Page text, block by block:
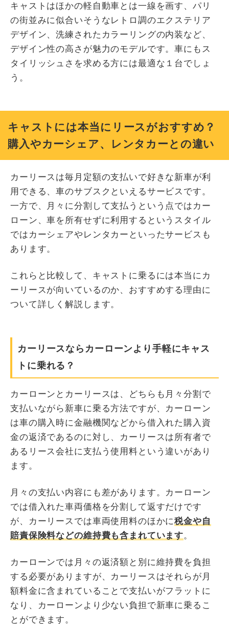
キャストはほかの軽自動車とは一線を画す、パリ
の街並みに似合いそうなレトロ調のエクステリア
デザイン、洗練されたカラーリングの内装など、
デザイン性の高さが魅力のモデルです。車にもス
タイリッシュさを求める方には最適な１台でしょ
う。
キャストには本当にリースがおすすめ？
購入やカーシェア、レンタカーとの違い
カーリースは毎月定額の支払いで好きな新車が利
用できる、車のサブスクといえるサービスです。
一方で、月々に分割して支払うという点ではカー
ローン、車を所有せずに利用するというスタイル
ではカーシェアやレンタカーといったサービスも
あります。
これらと比較して、キャストに乗るには本当にカ
ーリースが向いているのか、おすすめする理由に
ついて詳しく解説します。
カーリースならカーローンより手軽にキャス
トに乗れる？
カーローンとカーリースは、どちらも月々分割で
支払いながら新車に乗る方法ですが、カーローン
は車の購入時に金融機関などから借入れた購入資
金の返済であるのに対し、カーリースは所有者で
あるリース会社に支払う使用料という違いがあり
ます。
月々の支払い内容にも差があります。カーローン
では借入れた車両価格を分割して返すだけです
が、カーリースでは車両使用料のほかに税金や自
賠責保険料などの維持費も含まれています。
カーローンでは月々の返済額と別に維持費を負担
する必要がありますが、カーリースはそれらが月
額料金に含まれていることで支払いがフラットに
なり、カーローンより少ない負担で新車に乗るこ
とができます。